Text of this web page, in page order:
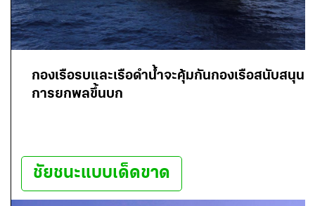
กองเรือรบและเรือดำน้ำจะคุ้มกันกองเรือสนับสนุน
การยกพลขึ้นบก
ชัยชนะแบบเด็ดขาด